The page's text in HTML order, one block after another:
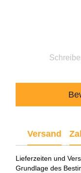
Versand
Lieferzeiten und
Grundlage des